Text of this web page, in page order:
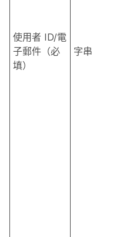
使用者 ID/電
子郵件（必
填）
字串